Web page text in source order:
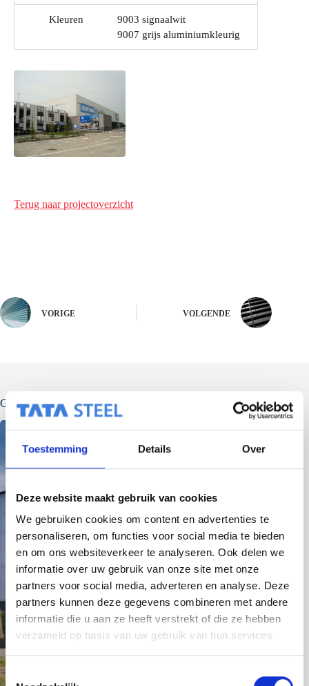
Toestemming Details Over
Deze website maakt gebruik van cookies
We gebruiken cookies om content en advertenties te
personaliseren, om functies voor social media te bieden
en om ons websiteverkeer te analyseren. Ook delen we
informatie over uw gebruik van onze site met onze
partners voor social media, adverteren en analyse. Deze
partners kunnen deze gegevens combineren met andere
informatie die u aan ze heeft verstrekt of die ze hebben
verzameld op basis van uw gebruik van hun services.
T
Kleuren
9003 signaalwit
9007 grijs aluminiumkleurig
Terug naar projectoverzicht
VORIGE VOLGENDE
Gerelateerde berichten